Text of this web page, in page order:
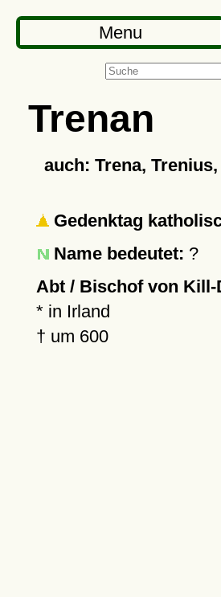
Menu
Trenan
auch: Trena,
Gedenktag
Name bedeutet: ?
Abt / Bischof von Kill-
* in Irland
† um 600